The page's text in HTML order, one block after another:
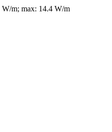
W/m; max: 14.4 W/m